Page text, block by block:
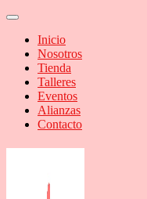
Inicio
Nosotros
Tienda
Talleres
Eventos
Alianzas
Contacto